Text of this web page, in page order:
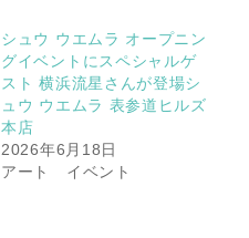
シュウ ウエムラ オープニン
グイベントにスペシャルゲ
スト 横浜流星さんが登場シ
ュウ ウエムラ 表参道ヒルズ
本店
2026年6月18日
アート イベント